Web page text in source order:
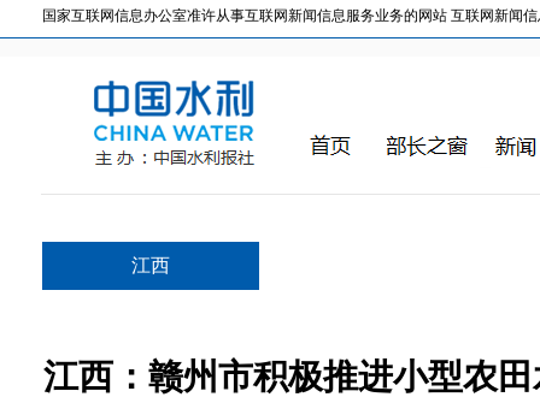
国家互联网信息办公室准许从事互联网新闻信息服务业务的网站 互联网新闻信
江西
江西：赣州市积极推进小型农